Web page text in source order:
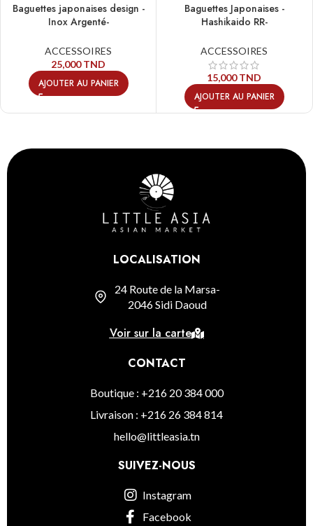
Baguettes japonaises design -
Inox Argenté-
ACCESSOIRES
25,000TND
AJOUTER AU PANIER
Baguettes Japonaises -
Hashikaido RR-
ACCESSOIRES
15,000TND
AJOUTER AU PANIER
LOCALISATION
24 Route de la Marsa-
2046 Sidi Daoud
Voir sur la carte
CONTACT
Boutique : +216 20 384 000
Livraison : +216 26 384 814
hello@littleasia.tn
SUIVEZ-NOUS
Instagram
Facebook